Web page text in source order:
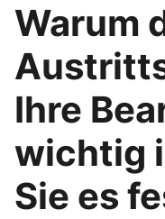
Warum
Ihre
wichtig
Sie es